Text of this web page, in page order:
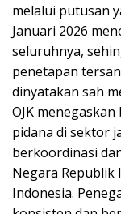
melalui putusan
Januari 2026
seluruhnya,
penetapan
dinyatakan sah
OJK
pidana di sektor
berkoordinasi
Negara Republik
Indonesia.